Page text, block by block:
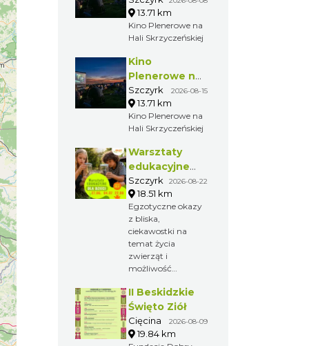
Skrzyczeńskiej
13.71 km
Kino Plenerowe na
Hali Skrzyczeńskiej
Kino
Plenerowe na
Hali
Skrzyczeńskiej
Szczyrk 2026-08-15
13.71 km
Kino Plenerowe na
Hali Skrzyczeńskiej
Warsztaty
edukacyjne
dla dzieci -
owady i spółka
Szczyrk 2026-08-22
18.51 km
Egzotyczne okazy
z bliska,
ciekawostki na
temat życia
zwierząt i
możliwość
stworzonka sprawi,
że będzie to
niezwykłe przeżycie
dla każdego
dziecka, które
II Beskidzkie
Święto Ziół
Cięcina 2026-08-09
19.84 km